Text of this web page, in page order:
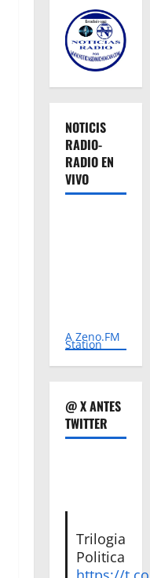
NOTICIS
RADIO-
RADIO EN
VIVO
A Zeno.FM
Station
@ X ANTES
TWITTER
Trilogia
Politica